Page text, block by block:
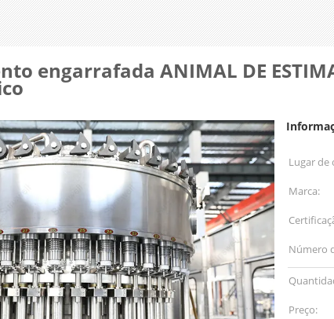
engarrafada ANIMAL DE
Lugar de
Marca:
Número
mínima:
Preço: